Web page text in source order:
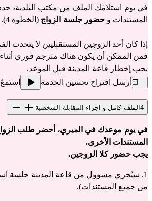
المستندات و حضور جلسة الزواج (الخطوة 4).
يجب إخطار قاعة المدينة قبل الموعد.
أرسل اقتراح تحسين الخدمة
استَمعُ
4الملف كامل و اجراء المقابلة الشخصية
المستندات الأخرى.
يجب حضور كلا الزوجين.
من جميع المستندات).